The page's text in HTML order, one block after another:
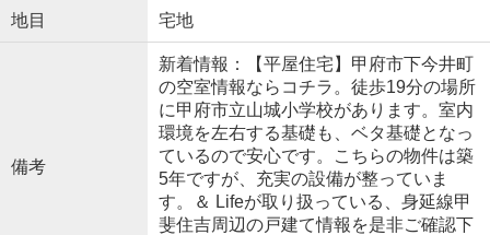
地目 宅地
備考
新着情報：【平屋住宅】甲府市下今井町
の空室情報ならコチラ。徒歩19分の場所
に甲府市立山城小学校があります。室内
環境を左右する基礎も、ベタ基礎となっ
ているので安心です。こちらの物件は築
5年ですが、充実の設備が整っていま
す。＆ Lifeが取り扱っている、身延線甲
斐住吉周辺の戸建て情報を是非ご確認下